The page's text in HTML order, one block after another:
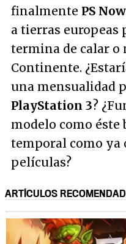
finalmente PS Now
a tierras europeas
termina de calar o
Continente.
una mensualidad
PlayStation 3?
modelo como éste
temporal como ya
películas?
ARTÍCULOS